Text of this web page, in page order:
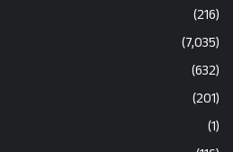
(216)
(7,035)
(632)
(201)
(1)